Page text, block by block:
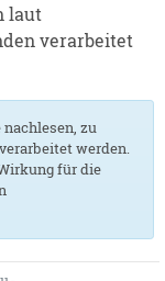
laut
verarbeitet
nachlesen, zu
werden.
für die